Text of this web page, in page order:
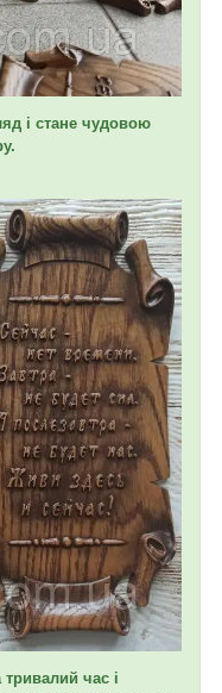
і стане чудовою
час і